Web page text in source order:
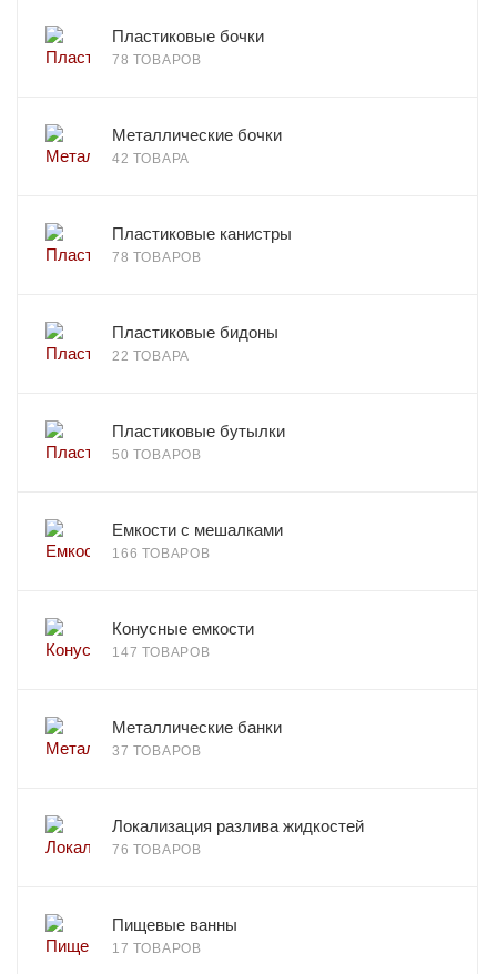
Пластиковые бочки
78 ТОВАРОВ
Металлические бочки
42 ТОВАРА
Пластиковые канистры
78 ТОВАРОВ
Пластиковые бидоны
22 ТОВАРА
Пластиковые бутылки
50 ТОВАРОВ
Емкости с мешалками
166 ТОВАРОВ
Конусные емкости
147 ТОВАРОВ
Металлические банки
37 ТОВАРОВ
Локализация разлива жидкостей
76 ТОВАРОВ
Пищевые ванны
17 ТОВАРОВ